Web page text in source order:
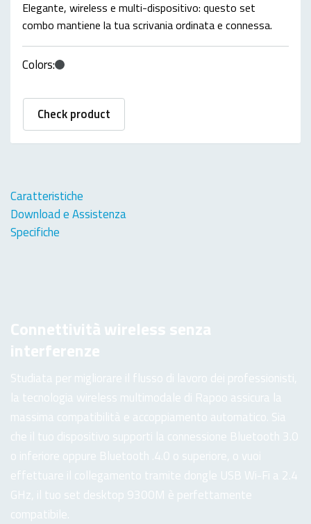
Elegante, wireless e multi-dispositivo: questo set
combo mantiene la tua scrivania ordinata e connessa.
Colors:
Check product
Caratteristiche
Download e Assistenza
Specifiche
Connettività wirelesssenza
interferenze
Studiata per migliorare il flusso di lavoro dei professionisti,
la tecnologia wireless multimodale di Rapoo assicura la
massima compatibilità e accoppiamento automatico. Sia
che il tuo dispositivo supporti la connessione Bluetooth 3.0
o inferiore oppure Bluetooth .4.0 o superiore, o vuoi
effettuare il collegamento tramite dongle USB Wi-Fi a 2.4
GHz, il tuo set desktop 9300M è perfettamente
compatibile.